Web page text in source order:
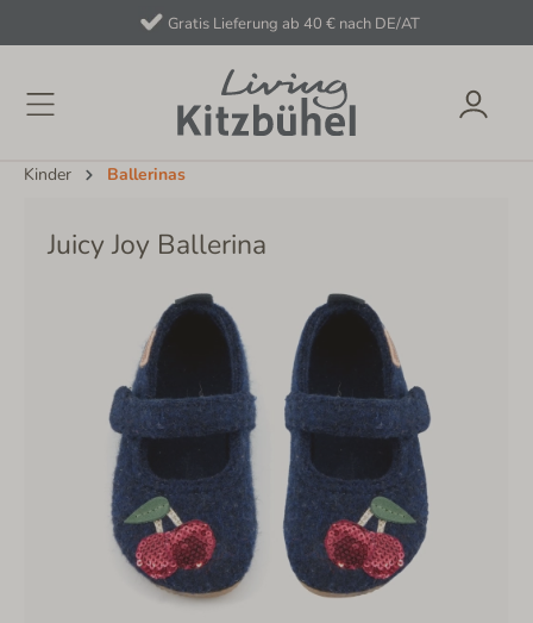
Gratis Lieferung ab 40 € nach DE/AT
Kinder Ballerinas
Juicy Joy Ballerina